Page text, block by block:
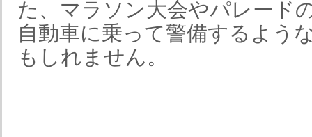
た、マラソン大会やパレード
自動車に乗って警備するよう
もしれません。